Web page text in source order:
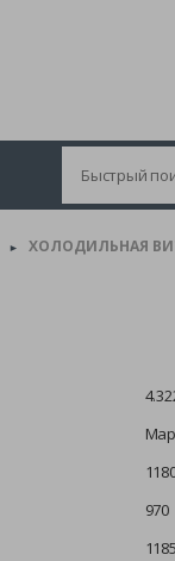
► ХОЛОДИЛЬНАЯ
970
1185